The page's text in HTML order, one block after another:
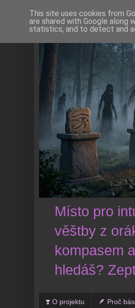
Místo pro
věštby z
kompasem
hledáš?
❣️ O projektu 🪶 Proč
This site uses cookies from
are shared with Google along
statistics, and to detect and